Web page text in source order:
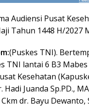
Audiensi Pusat
Tahun 1448 H/2027
(Puskes TNI).
TNI lantai 6 B3
Kesehatan
Juanda Sp.PD.,
dr. Bayu Dewanto,